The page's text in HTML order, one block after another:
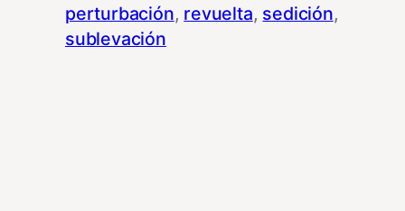
perturbación, revuelta, sedición
sublevación